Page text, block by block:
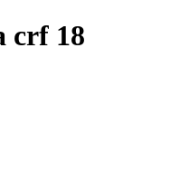
crf 18